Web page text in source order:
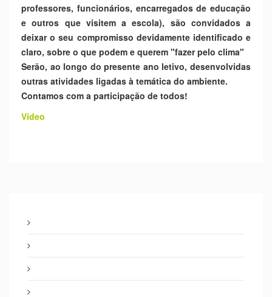
professores, funcionários, encarregados de educação
e outros que visitem a escola), são convidados a
deixar o seu compromisso devidamente identificado e
claro, sobre o que podem e querem "fazer pelo clima"
Serão, ao longo do presente ano letivo, desenvolvidas
outras atividades ligadas à temática do ambiente.
Contamos com a participação de todos!
Vídeo